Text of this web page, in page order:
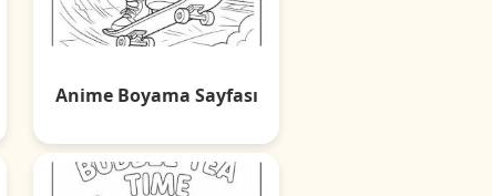
Anime Boyama Sayfası